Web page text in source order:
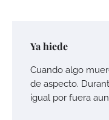
Ya hiede
Cuando algo
de aspecto.
igual por fuera